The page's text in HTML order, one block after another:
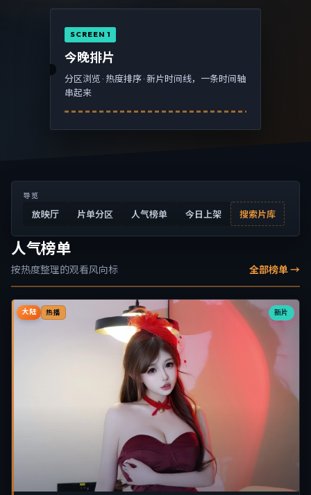
SCREEN 1
今晚排片
分区浏览 · 热度排序 · 新片时间线，一条时间轴
串起来
导览
放映厅 片单分区 人气榜单 今日上架 搜索片库
人气榜单
按热度整理的观看风向标 全部榜单 →
新片
大陆 热播